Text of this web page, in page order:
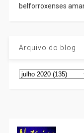
belforroxenses
Arquivo do blog